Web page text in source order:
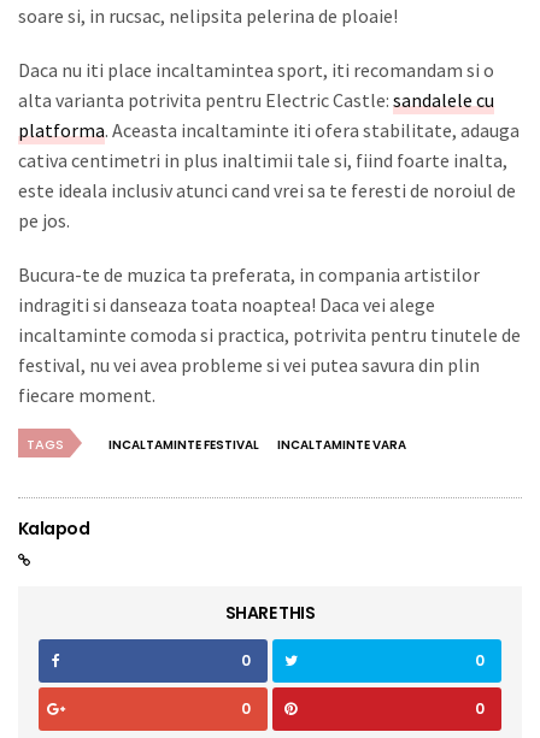
soare si, in rucsac, nelipsita pelerina de ploaie!
Daca nu iti place incaltamintea sport, iti recomandam si o
alta varianta potrivita pentru Electric Castle: sandalele cu
platforma. Aceasta incaltaminte iti ofera stabilitate, adauga
cativa centimetri in plus inaltimii tale si, fiind foarte inalta,
este ideala inclusiv atunci cand vrei sa te feresti de noroiul de
pe jos.
Bucura-te de muzica ta preferata, in compania artistilor
indragiti si danseaza toata noaptea! Daca vei alege
incaltaminte comoda si practica, potrivita pentru tinutele de
festival, nu vei avea probleme si vei putea savura din plin
fiecare moment.
TAGS INCALTAMINTE FESTIVAL INCALTAMINTE VARA
Kalapod
SHARE THIS
0 0
0 0